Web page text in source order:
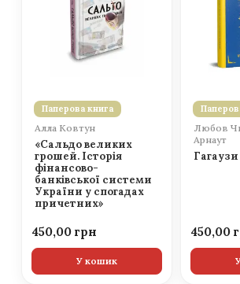
Паперова книга
Алла Ковтун
«Сальдо великих
грошей. Історія
фінансово-
банківської системи
України у спогадах
причетних»
450,00
У кошик
Любов
Арнаут
450,00